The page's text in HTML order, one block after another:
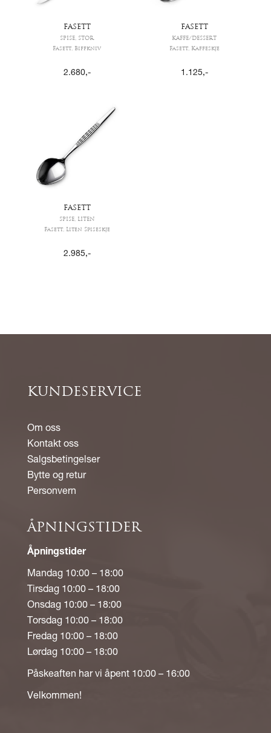
FASETT
SPISE, STOR
Fasett, Biffkniv
2.680,-
FASETT
KAFFE/DESSERT
Fasett, Kaffeskje
1.125,-
FASETT
SPISE, LITEN
Fasett, Liten Spiseskje
2.985,-
KUNDESERVICE
Om oss
Kontakt oss
Salgsbetingelser
Bytte og retur
Personvern
ÅPNINGSTIDER
Åpningstider
Mandag 10:00 – 18:00
Tirsdag 10:00 – 18:00
Onsdag 10:00 – 18:00
Torsdag 10:00 – 18:00
Fredag 10:00 – 18:00
Lørdag 10:00 – 18:00
Påskeaften har vi åpent 10:00 – 16:00
Velkommen!